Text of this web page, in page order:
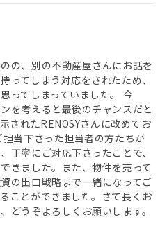
の、別の不動産屋さんにお話を
ってしまう対応をされたため、
ってしまっていました。 今
を考えると最後のチャンスだと
されたRENOSYさんに改めてお
当下さった担当者の方たちが
丁寧にご対応下さったことで、
きました。また、物件を売って
の出口戦略まで一緒になってご
ことができました。さて長くお
どうぞよろしくお願いします。